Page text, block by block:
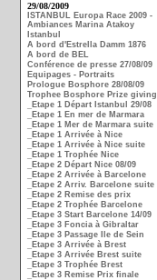
29/08/2009
ISTANBUL Europa Race 2009 -
Ambiances Marina Atakoy
Istanbul
A bord d'Estrella Damm 1876
A bord de BEL
Conférence de presse 27/08/09
Equipages - Portraits
Prologue Bosphore 28/08/09
Trophee Bosphore Prize giving
_Etape 1 Départ Istanbul 29/08
_Etape 1 En mer de Marmara
_Etape 1 Mer de Marmara suite
_Etape 1 Arrivée à Nice
_Etape 1 Arrivée à Nice suite
_Etape 1 Trophée Nice
_Etape 2 Départ Nice 08/09
_Etape 2 Arrivée à Barcelone
_Etape 2 Arriv. Barcelone suite
_Etape 2 Remise des prix
_Etape 2 Trophée Barcelone
_Etape 3 Start Barcelone 14/09
_Etape 3 Foncia à Gibraltar
_Etape 3 Passage Ile de Sein
_Etape 3 Arrivée à Brest
_Etape 3 Arrivée Brest suite
_Etape 3 Trophée Brest
_Etape 3 Remise Prix finale